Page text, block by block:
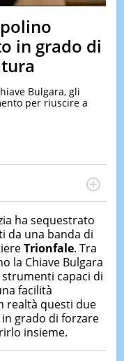
TEST
&
DI
in grado di
Bulgara, gli
per riuscire a
di
della ricerca, in
di America
numerose testate ed
Culturale "La
ha sequestrato
da una banda di
Trionfale. Tra
la Chiave Bulgara
capaci di
facilità
realtà questi due
grado di forzare
insieme.